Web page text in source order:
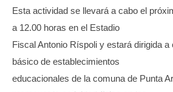
Esta actividad se llevará a cabo el
a 12.00 horas en el Estadio
Fiscal Antonio Ríspoli y estará dirigida
básico de establecimientos
educacionales de la comuna de Punta